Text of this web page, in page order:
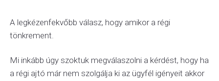
A legkézenfekvőbb válasz, hogy amikor a régi
tönkrement.
Mi inkább úgy szoktuk megválaszolni a kérdést, hogy ha
a régi ajtó már nem szolgálja ki az ügyfél igényeit akkor